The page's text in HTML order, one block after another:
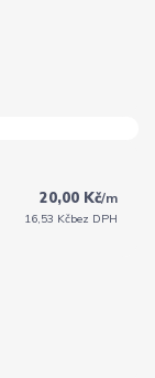
20,00 Kč/m
16,53 Kčbez DPH